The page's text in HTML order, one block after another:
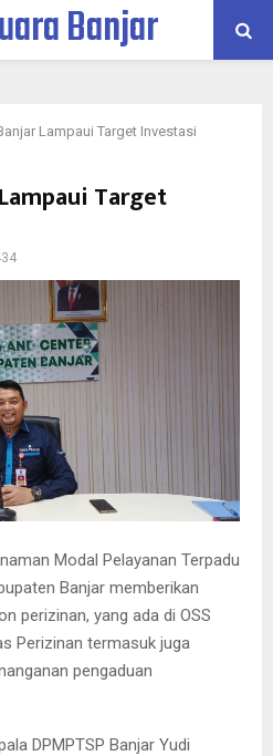
Banjar
Lampaui Target Investasi
Target
Modal Pelayanan Terpadu
Banjar memberikan
perizinan, yang ada di OSS
Perizinan termasuk juga
pengaduan
DPMPTSP Banjar Yudi